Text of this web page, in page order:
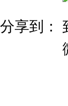
分享到：